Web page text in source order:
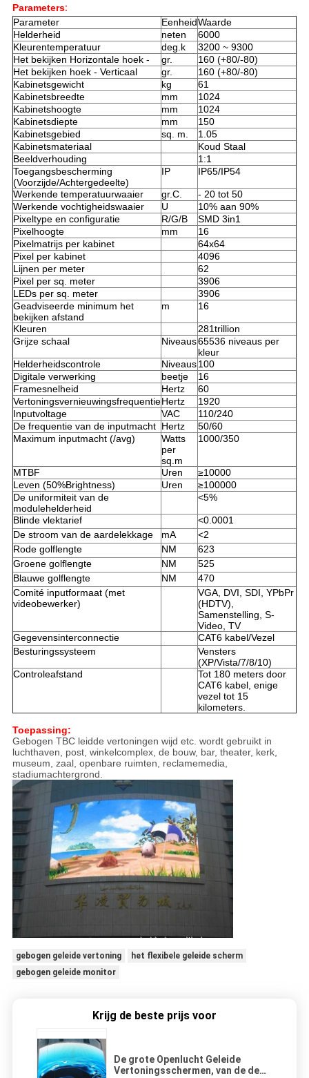
Parameters:
Parameter
EenheidWaarde
Helderheid
neten
6000
Kleurentemperatuur
deg.k
3200 ~ 9300
Het bekijken Horizontale hoek -
gr.
160 (+80/-80)
Het bekijken hoek - Verticaal
gr.
160 (+80/-80)
Kabinetsgewicht
kg
61
Kabinetsbreedte
mm
1024
Kabinetshoogte
mm
1024
Kabinetsdiepte
mm
150
Kabinetsgebied
sq. m.
1.05
Kabinetsmateriaal
Koud Staal
Beeldverhouding
1:1
Toegangsbescherming
(Voorzijde/Achtergedeelte)
IP IP65/IP54
Werkende temperatuurwaaier gr.C.
- 20 tot 50
Werkende vochtigheidswaaier
U
10% aan 90%
Pixeltype en configuratie
R/G/B
SMD 3in1
Pixelhoogte
mm
16
Pixelmatrijs per kabinet
64x64
Pixel per kabinet
4096
Lijnen per meter
62
Pixel per sq. meter
3906
LEDs per sq. meter
3906
Geadviseerde minimum het
bekijken afstand
m 16
Kleuren
281trillion
Grijze schaal
Niveaus65536 niveaus per
kleur
Helderheidscontrole
Niveaus100
Digitale verwerking
beetje
16
Framesnelheid
Hertz
60
VertoningsvernieuwingsfrequentieHertz
1920
Inputvoltage
VAC
110/240
De frequentie van de inputmacht Hertz
50/60
Maximum inputmacht (/avg)
Watts
per
sq.m
1000/350
MTBF Uren
≥10000
Leven (50%Brightness)
Uren
≥100000
De uniformiteit van de
modulehelderheid
<5%
Blinde vlektarief
<0.0001
De stroom van de aardelekkage
mA
<2
Rode golflengte
NM
623
Groene golflengte
NM
525
Blauwe golflengte
NM
470
Comité inputformaat (met
videobewerker)
VGA, DVI, SDI, YPbPr
(HDTV),
Samenstelling, S-
Video, TV
Gegevensinterconnectie
CAT6 kabel/Vezel
Besturingssysteem
Vensters
(XP/Vista/7/8/10)
Controleafstand
Tot 180 meters door
CAT6 kabel, enige
vezel tot 15
kilometers.
Toepassing:
Gebogen TBC leidde vertoningen wijd etc. wordt gebruikt in
luchthaven, post, winkelcomplex, de bouw, bar, theater, kerk,
museum, zaal, openbare ruimten, reclamemedia,
stadiumachtergrond.
gebogen geleide vertoning
het flexibele geleide scherm
gebogen geleide monitor
Krijg de beste prijs voor
De grote Openlucht Geleide
Vertoningsschermen, van de de